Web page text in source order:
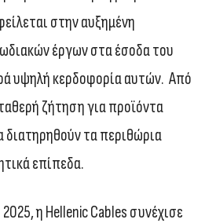
στην αυξημένη
έργων στα έσοδα του
υψηλή κερδοφορία αυτών. Από
ζήτηση για προϊόντα
τα περιθώρια
επίπεδα.
η Hellenic Cables συνέχισε